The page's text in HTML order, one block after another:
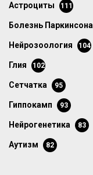
астроциты 111
болезнь Паркинсона
нейрозоология 104
глия 102
сетчатка 95
гиппокамп 93
нейрогенетика 83
аутизм 82